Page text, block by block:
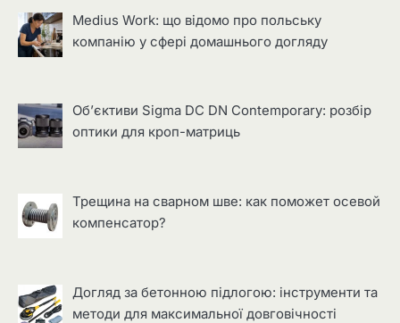
Medius Work: що відомо про польську
компанію у сфері домашнього догляду
Об’єктиви Sigma DC DN Contemporary: розбір
оптики для кроп-матриць
Трещина на сварном шве: как поможет осевой
компенсатор?
Догляд за бетонною підлогою: інструменти та
методи для максимальної довговічності